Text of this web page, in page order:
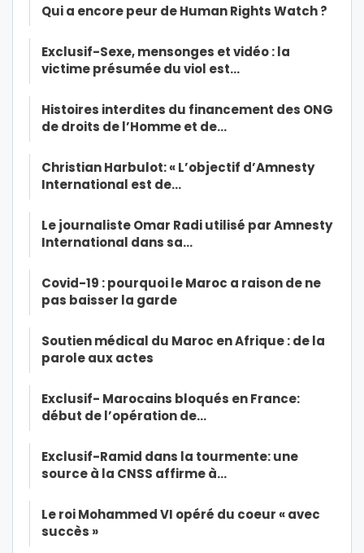
Qui a encore peur de Human Rights Watch ?
Exclusif-Sexe, mensonges et vidéo : la
victime présumée du viol est…
Histoires interdites du financement des ONG
de droits de l’Homme et de…
Christian Harbulot: « L’objectif d’Amnesty
International est de…
Le journaliste Omar Radi utilisé par Amnesty
International dans sa…
Covid-19 : pourquoi le Maroc a raison de ne
pas baisser la garde
Soutien médical du Maroc en Afrique : de la
parole aux actes
Exclusif- Marocains bloqués en France:
début de l’opération de…
Exclusif-Ramid dans la tourmente: une
source à la CNSS affirme à…
Le roi Mohammed VI opéré du coeur « avec
succès »